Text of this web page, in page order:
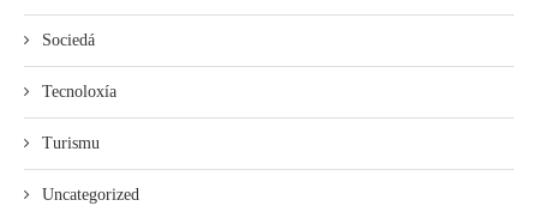
Sociedá
Tecnoloxía
Turismu
Uncategorized